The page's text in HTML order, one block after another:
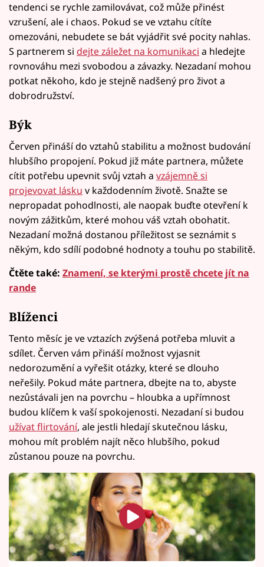
tendenci se rychle zamilovávat, což může přinést
vzrušení, ale i chaos. Pokud se ve vztahu cítíte
omezováni, nebudete se bát vyjádřit své pocity nahlas.
S partnerem si dejte záležet na komunikaci a hledejte
rovnováhu mezi svobodou a závazky. Nezadaní mohou
potkat někoho, kdo je stejně nadšený pro život a
dobrodružství.
Býk
Červen přináší do vztahů stabilitu a možnost budování
hlubšího propojení. Pokud již máte partnera, můžete
cítit potřebu upevnit svůj vztah a vzájemně si
projevovat lásku v každodenním životě. Snažte se
nepropadat pohodlnosti, ale naopak buďte otevření k
novým zážitkům, které mohou váš vztah obohatit.
Nezadaní možná dostanou příležitost se seznámit s
někým, kdo sdílí podobné hodnoty a touhu po stabilitě.
Čtěte také: Znamení, se kterými prostě chcete jít na
rande
Blíženci
Tento měsíc je ve vztazích zvýšená potřeba mluvit a
sdílet. Červen vám přináší možnost vyjasnit
nedorozumění a vyřešit otázky, které se dlouho
neřešily. Pokud máte partnera, dbejte na to, abyste
nezůstávali jen na povrchu – hloubka a upřímnost
budou klíčem k vaší spokojenosti. Nezadaní si budou
užívat flirtování, ale jestli hledají skutečnou lásku,
mohou mít problém najít něco hlubšího, pokud
zůstanou pouze na povrchu.